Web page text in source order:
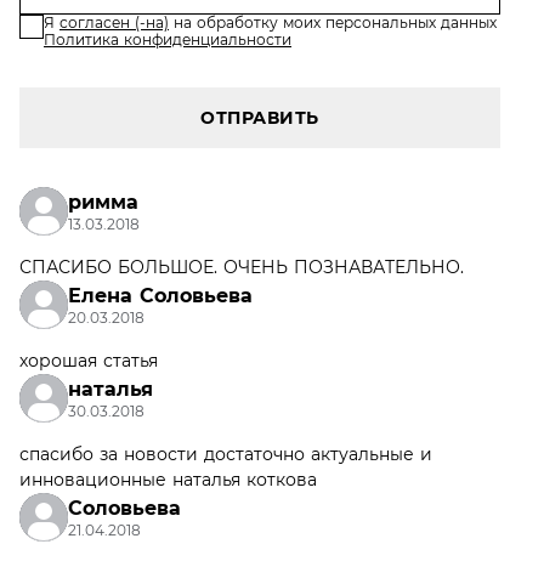
Я согласен (-на) на обработку моих персональных данных
Политика конфиденциальности
ОТПРАВИТЬ
римма
13.03.2018
СПАСИБО БОЛЬШОЕ. ОЧЕНЬ ПОЗНАВАТЕЛЬНО.
Елена Соловьева
20.03.2018
хорошая статья
наталья
30.03.2018
спасибо за новости достаточно актуальные и
инновационные наталья коткова
Соловьева
21.04.2018